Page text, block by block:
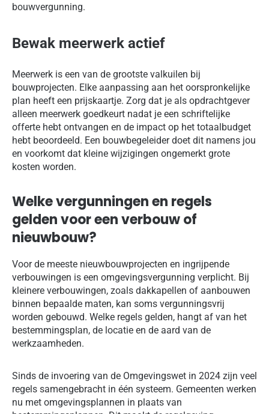
bouwvergunning.
Bewak meerwerk actief
Meerwerk is een van de grootste valkuilen bij
bouwprojecten. Elke aanpassing aan het oorspronkelijke
plan heeft een prijskaartje. Zorg dat je als opdrachtgever
alleen meerwerk goedkeurt nadat je een schriftelijke
offerte hebt ontvangen en de impact op het totaalbudget
hebt beoordeeld. Een bouwbegeleider doet dit namens jou
en voorkomt dat kleine wijzigingen ongemerkt grote
kosten worden.
Welke vergunningen en regels
gelden voor een verbouw of
nieuwbouw?
Voor de meeste nieuwbouwprojecten en ingrijpende
verbouwingen is een omgevingsvergunning verplicht. Bij
kleinere verbouwingen, zoals dakkapellen of aanbouwen
binnen bepaalde maten, kan soms vergunningsvrij
worden gebouwd. Welke regels gelden, hangt af van het
bestemmingsplan, de locatie en de aard van de
werkzaamheden.
Sinds de invoering van de Omgevingswet in 2024 zijn veel
regels samengebracht in één systeem. Gemeenten werken
nu met omgevingsplannen in plaats van